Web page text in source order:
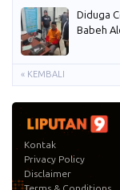
Diduga
Babeh
« KEMBALI
Kontak
Privacy Policy
Disclaimer